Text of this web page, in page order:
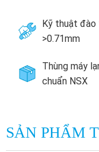
Kỹ thuật đào
>0.71mm
Thùng máy
chuẩn NSX
SẢN PHẨM